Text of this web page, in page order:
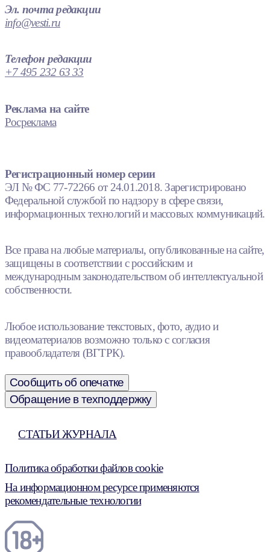
Эл. почта редакции
info@vesti.ru
Телефон редакции
+7 495 232 63 33
Реклама на сайте
Росреклама
Регистрационный номер серии
ЭЛ № ФС 77-72266 от 24.01.2018. Зарегистрировано
Федеральной службой по надзору в сфере связи,
информационных технологий и массовых коммуникаций.
Все права на любые материалы, опубликованные на сайте,
защищены в соответствии с российским и
международным законодательством об интеллектуальной
собственности.
Любое использование текстовых, фото, аудио и
видеоматериалов возможно только с согласия
правообладателя (ВГТРК).
Сообщить об опечатке
Обращение в техподдержку
СТАТЬИ ЖУРНАЛА
Политика обработки файлов cookie
На информационном ресурсе применяются
рекомендательные технологии